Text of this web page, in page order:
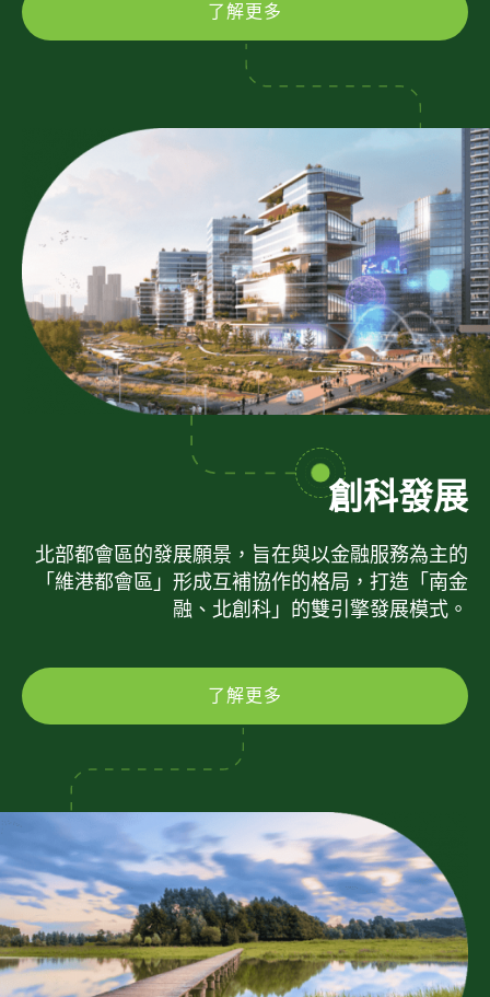
了解更多
創科發展
北部都會區的發展願景，旨在與以金融服務為主的
「維港都會區」形成互補協作的格局，打造「南金
融、北創科」的雙引擎發展模式。
了解更多